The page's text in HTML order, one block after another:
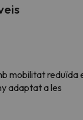
mobilitat reduïda
adaptat a les